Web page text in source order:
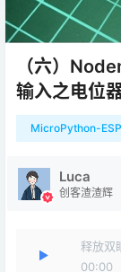
（六）
输入之电位
MicroPython-
Luca
创客渣渣辉
释放双
00:00